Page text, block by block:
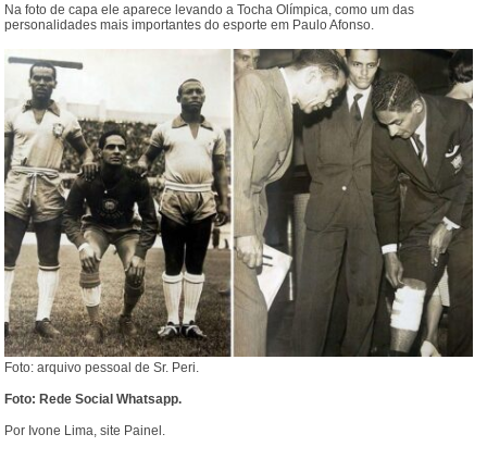
Na foto de capa ele aparece levando a Tocha Olímpica, como um das
personalidades mais importantes do esporte em Paulo Afonso.
Foto: arquivo pessoal de Sr. Peri.
Foto: Rede Social Whatsapp.
Por Ivone Lima, site Painel.